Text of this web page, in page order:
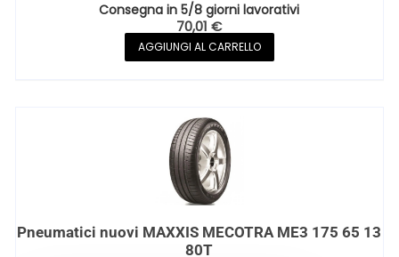
Consegna in 5/8 giorni lavorativi
70,01€
AGGIUNGI AL CARRELLO
Pneumatici nuovi MAXXIS MECOTRA ME3 175 65 13
80T